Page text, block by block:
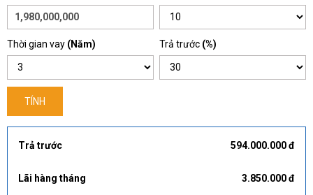
Thời gian vay (Năm) Trả trước (%)
TÍNH
Trả trước 594.000.000 đ
Lãi hàng tháng 3.850.000 đ